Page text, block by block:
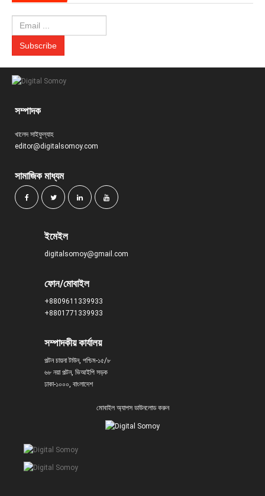
সম্পাদক
খালেদ সাইফুল্যাহ
editor@digitalsomoy.com
সামাজিক মাধ্যম
ইমেইল
digitalsomoy@gmail.com
ফোন/মোবাইল
+8809611339933
+8801771339933
সম্পাদকীয় কার্যালয়
পল্টন চায়না টাউন, পশ্চিম-১৫/৮
৬৮ নয়া পল্টন, ভিআইপি সড়ক
ঢাকা-১০০০, বাংলাদেশ
মোবাইল অ্যাপস ডাউনলোড করুন